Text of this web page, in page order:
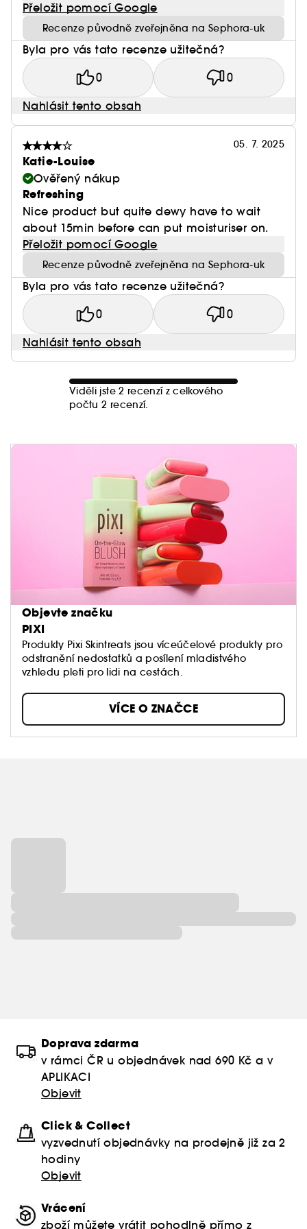
Přeložit pomocí Google
Recenze původně zveřejněna na Sephora-uk
Byla pro vás tato recenze užitečná?
0 0
Nahlásit tento obsah
05. 7. 2025
Katie-Louise
Ověřený nákup
Refreshing
Nice product but quite dewy have to wait
about 15min before can put moisturiser on.
Přeložit pomocí Google
Recenze původně zveřejněna na Sephora-uk
Byla pro vás tato recenze užitečná?
0 0
Nahlásit tento obsah
Viděli jste 2 recenzí z celkového
počtu 2 recenzí.
Objevte značku
PIXI
Produkty Pixi Skintreats jsou víceúčelové produkty pro
odstranění nedostatků a posílení mladistvého
vzhledu pleti pro lidi na cestách.
VÍCE O ZNAČCE
Doprava zdarma
v rámci ČR u objednávek nad 690 Kč a v
APLIKACI
Objevit
Click & Collect
vyzvednutí objednávky na prodejně již za 2
hodiny
Objevit
Vrácení
zboží můžete vrátit pohodlně přímo z